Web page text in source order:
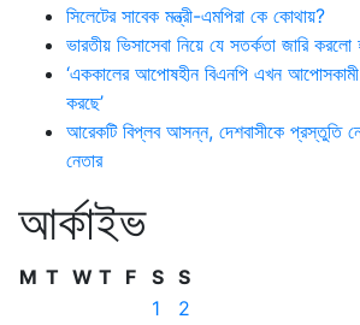
সিলেটের সাবেক মন্ত্রী-এমপিরা কে কোথায়?
ভারতীয় ভিসাসেবা নিয়ে যে সতর্কতা জারি করলো
‘এককালের আপোষহীন বিএনপি এখন আপোসকামী
করছে’
আরেকটি বিপ্লব আসন্ন, দেশবাসীকে প্রস্তুতি
নেতার
আর্কাইভ
M T W T F S S
1
2